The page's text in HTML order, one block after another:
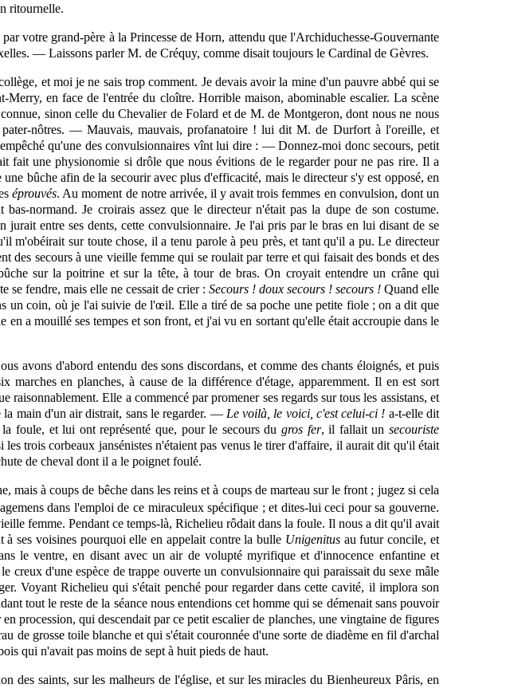
ritournelle.
votre grand-père à la Princesse de Horn, attendu que l'Archiduchesse-Gouvernante
— Laissons parler M. de Créquy, comme disait toujours le Cardinal de Gèvres.
et moi je ne sais trop comment. Je devais avoir la mine d'un pauvre abbé qui se
en face de l'entrée du cloître. Horrible maison, abominable escalier. La scène
sinon celle du Chevalier de Folard et de M. de Montgeron, dont nous ne nous
pater-nôtres. — Mauvais, mauvais, profanatoire ! lui dit M. de Durfort à l'oreille, et
qu'une des convulsionnaires vînt lui dire : — Donnez-moi donc secours, petit
une physionomie si drôle que nous évitions de le regarder pour ne pas rire. Il a
bûche afin de la secourir avec plus d'efficacité, mais le directeur s'y est opposé, en
éprouvés. Au moment de notre arrivée, il y avait trois femmes en convulsion, dont un
normand. Je croirais assez que le directeur n'était pas la dupe de son costume.
entre ses dents, cette convulsionnaire. Je l'ai pris par le bras en lui disant de se
m'obéirait sur toute chose, il a tenu parole à peu près, et tant qu'il a pu. Le directeur
des secours à une vieille femmequi se roulait par terre et qui faisait des bonds et des
sur la poitrine et sur la tête, à tour de bras. On croyait entendre un crâne qui
se fendre, mais elle ne cessait de crier : Secours ! doux secours ! secours !Quand elle
un coin, où je l'ai suivie de l'œil. Elle a tiré de sa poche une petite fiole ; on a dit que
a mouillé ses tempes et son front, et j'ai vu en sortant qu'elle était accroupie dans le
avons d'abord entendu des sons discordans, et comme des chants éloignés, et puis
en planches, à cause de la différence d'étage, apparemment. Il en est sort
Elle a commencé par promener ses regards sur tous les assistans, et
main d'un air distrait, sans le regarder. — Le voilà, le voici, c'est celui-ci ! a-t-elle dit
foule, et lui ont représenté que, pour le secours du gros fer, il fallait un secouriste
trois corbeaux jansénistes n'étaient pas venus le tirer d'affaire, il aurait dit qu'il était
de cheval dont il a le poignet foulé.
à coups de bêche dans les reins et à coups de marteau sur le front ; jugez si cela
dans l'emploi de ce miraculeux spécifique ; et dites-lui ceci pour sa gouverne.
femme. Pendant ce temps-là, Richelieu rôdait dans la foule. Il nous a dit qu'il avait
ses voisines pourquoi elle en appelait contre la bulle Unigenitusau futur concile, et
le ventre, en disant avec un air de volupté myrifique et d'innocence enfantine et
creux d'une espèce de trappe ouverte un convulsionnaire qui paraissait du sexe mâle
Voyant Richelieu qui s'était penché pour regarder dans cette cavité, il implora son
tout le reste de la séance nous entendions cet homme qui se démenait sans pouvoir
procession, qui descendait par ce petit escalier de planches, une vingtaine de figures
de grosse toile blanche et qui s'était couronnée d'une sorte de diadème en fil d'archal
qui n'avait pas moins de sept à huit pieds de haut.
saints, sur les malheurs de l'église, et sur les miracles du Bienheureux Pâris, en